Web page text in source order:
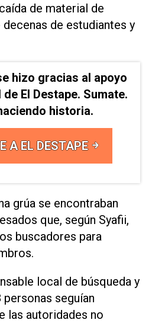
de material de
de estudiantes y
hizo gracias al apoyo
El Destape. Sumate.
historia.
A EL DESTAPE
grúa se encontraban
que, según Syafii,
buscadores para
local de búsqueda y
seguían
las autoridades no